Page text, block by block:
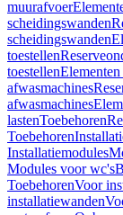
muurafvoer
scheidingswanden
scheidingswanden
toestellen
toestellen
afwasmachines
afwasmachines
lastenToebehoren
Toebehoren
Installatiemodules
Modules voor wc's
ToebehorenVoor
installatiewanden